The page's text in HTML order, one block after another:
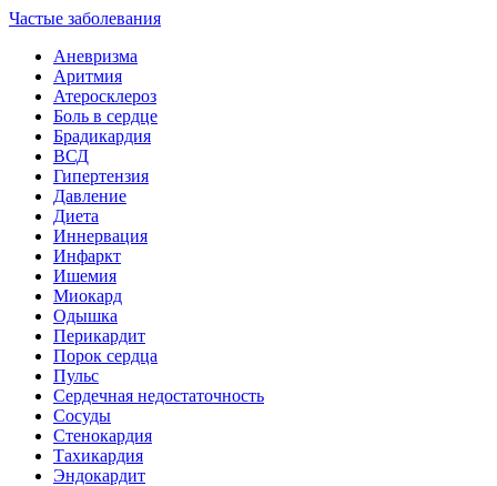
Частые заболевания
Аневризма
Аритмия
Атеросклероз
Боль в сердце
Брадикардия
ВСД
Гипертензия
Давление
Диета
Иннервация
Инфаркт
Ишемия
Миокард
Одышка
Перикардит
Порок сердца
Пульс
Сердечная недостаточность
Сосуды
Стенокардия
Тахикардия
Эндокардит